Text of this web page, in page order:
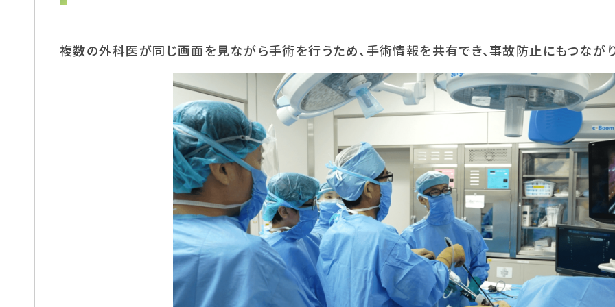
複数の外科医が同じ画面を見ながら手術を行うため、手術情報を共有でき、事故防止にもつながり